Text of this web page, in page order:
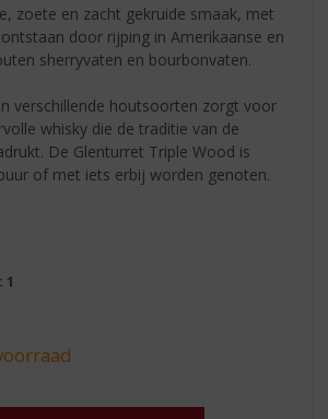
zoete en zacht gekruide smaak, met
door rijping in Amerikaanse en
sherryvaten en bourbonvaten.
verschillende houtsoorten zorgt voor
whisky die de traditie van de
De Glenturret Triple Wood is
of met iets erbij worden genoten.
1